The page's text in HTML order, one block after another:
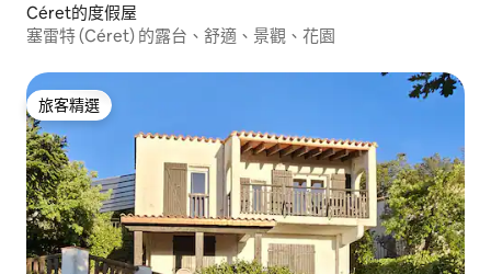
Céret的度假屋
塞雷特 (Céret) 的露台、舒適、景觀、花園
旅客精選
旅客精選